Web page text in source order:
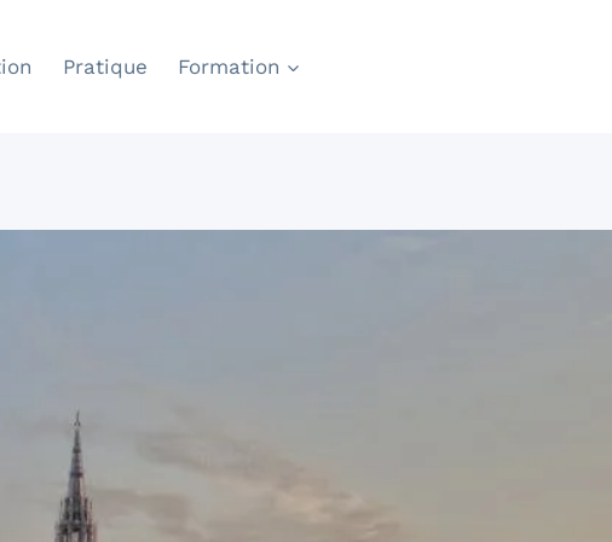
Pratique Formation